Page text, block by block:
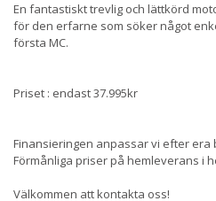
En fantastiskt trevlig och lättkörd
för den erfarne som söker något
första MC.
Priset : endast 37.995kr
Finansieringen anpassar vi efter era
Förmånliga priser på hemleverans i
Välkommen att kontakta oss!